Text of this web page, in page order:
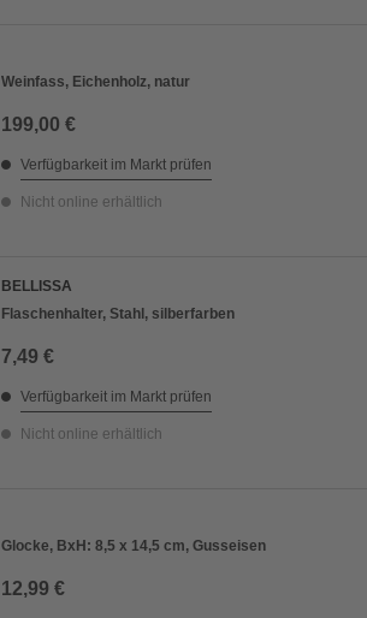
Weinfass, Eichenholz, natur
199,00 €
Verfügbarkeit im Markt prüfen
Nicht online erhältlich
BELLISSA
Flaschenhalter, Stahl, silberfarben
7,49 €
Verfügbarkeit im Markt prüfen
Nicht online erhältlich
Glocke, BxH: 8,5 x 14,5 cm, Gusseisen
12,99 €